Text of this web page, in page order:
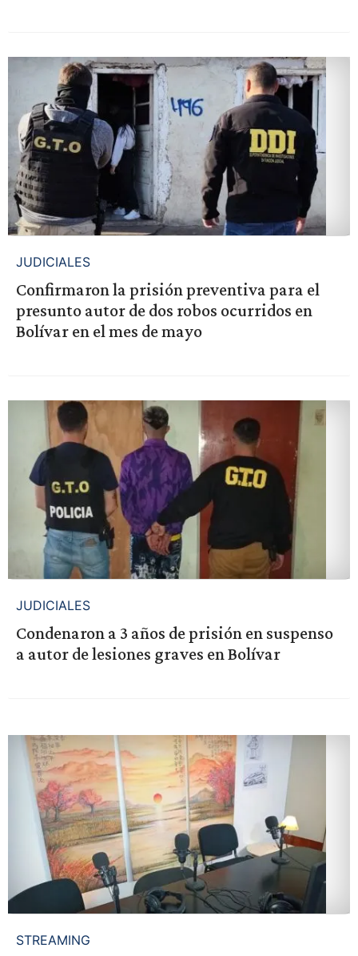
JUDICIALES
Confirmaron la prisión preventiva para el
presunto autor de dos robos ocurridos en
Bolívar en el mes de mayo
JUDICIALES
Condenaron a 3 años de prisión en suspenso
a autor de lesiones graves en Bolívar
STREAMING